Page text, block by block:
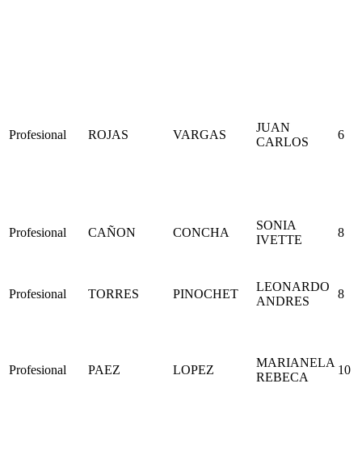
Profesional ROJAS VARGAS
JUAN
CARLOS
6
Profesional CAÑON CONCHA
SONIA
IVETTE
8
Profesional TORRES PINOCHET
LEONARDO
ANDRES
8
Profesional PAEZ LOPEZ
MARIANELA
REBECA
10